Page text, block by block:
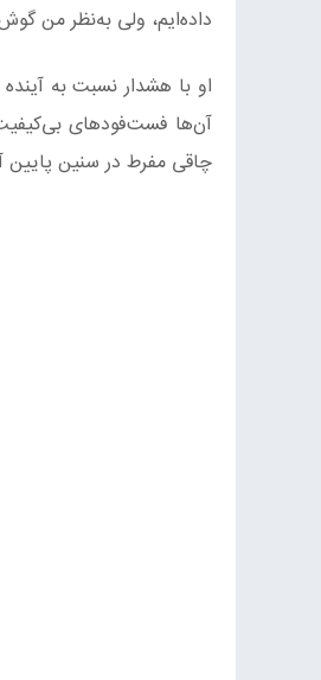
داده‌ایم، ولی به‌نظر من
او با هشدار نسبت به
آن‌ها فست‌فودهای
چاقی مفرط در سنین پایین